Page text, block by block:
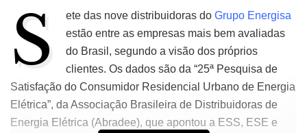
S ete das nove distribuidoras doGrupo Energisa
estão entre as empresas mais bem avaliadas
do Brasil, segundo a visão dos próprios
clientes. Os dados são da “25ª Pesquisa de
Satisfação do Consumidor Residencial Urbano de Energia
Elétrica”, da Associação Brasileira de Distribuidoras de
Energia Elétrica (Abradee), que apontou a ESS, ESE e